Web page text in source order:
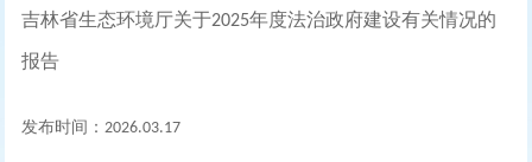
吉林省生态环境厅关于2025年度法治政府建设有关情况的
报告
发布时间：2026.03.17